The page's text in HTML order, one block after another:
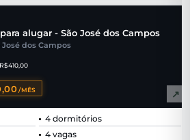
alugar - São José dos Campos
José dos Campos
R$410,00
/MÊS ↗
4 dormitórios
4 vagas